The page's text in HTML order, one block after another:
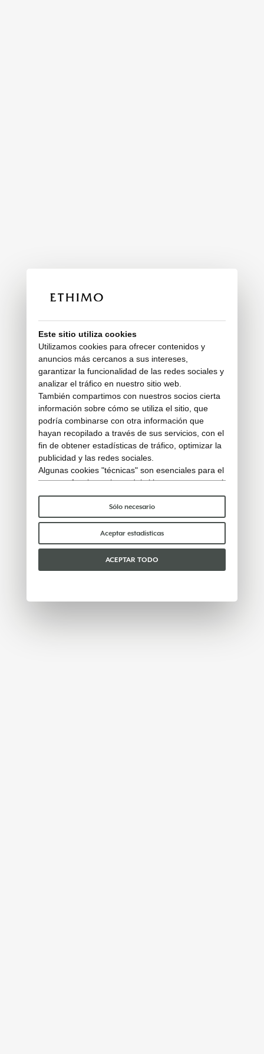
Este sitio utiliza cookies
Utilizamos cookies para ofrecer contenidos y
anuncios más cercanos a sus intereses,
garantizar la funcionalidad de las redes sociales y
analizar el tráfico en nuestro sitio web.
También compartimos con nuestros socios cierta
información sobre cómo se utiliza el sitio, que
podría combinarse con otra información que
hayan recopilado a través de sus servicios, con el
fin de obtener estadísticas de tráfico, optimizar la
publicidad y las redes sociales.
Algunas cookies "técnicas" son esenciales para el
correcto funcionamiento del sitio y no procesan ni
comparten ningún dato personal con terceros.
Para saber más puedes consultar nuestra
de cookies.
Por favor, elige qué cookies aceptar:
Sólo necesario
Aceptar estadísticas
ACEPTAR TODO